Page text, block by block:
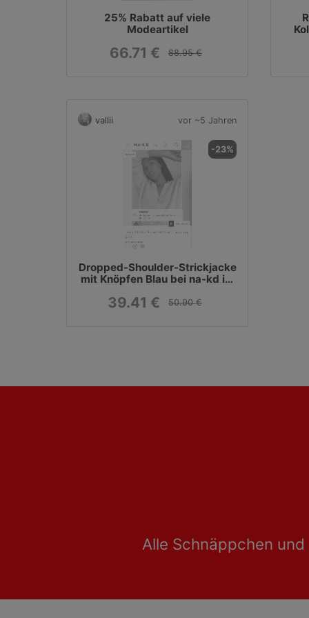
25% Rabatt auf viele
Modeartikel
66.71 € 88.95 €
vallii vor ~5 Jahren
-23%
Dropped-Shoulder-Strickjacke
mit Knöpfen Blau bei na-kd im
39.41 € 50.90 €
Alle Schnäppchen